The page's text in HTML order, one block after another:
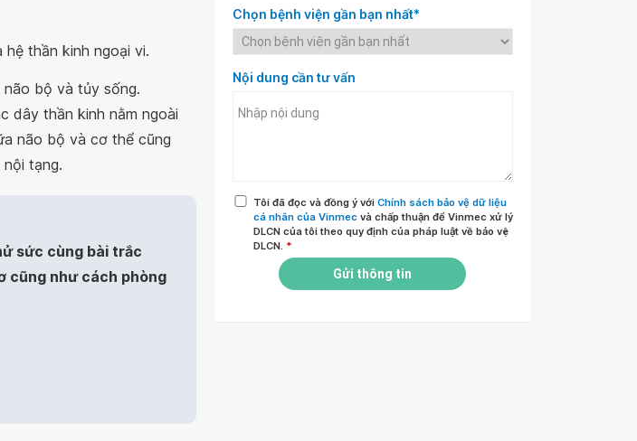
hệ thần kinh ngoại vi.
não bộ và tủy sống.
dây thần kinh nằm ngoài
não bộ và cơ thể cũng
tạng.
sức cùng bài trắc
cũng như cách phòng
Chọn bệnh viện gần bạn nhất*
Nội dung cần tư vấn
Tôi đã đọc và đồng ý với Chính sách bảo vệ dữ liệu
cá nhân của Vinmec và chấp thuận để Vinmec xử lý
DLCN của tôi theo quy định của pháp luật về bảo vệ
DLCN. *
Gửi thông tin